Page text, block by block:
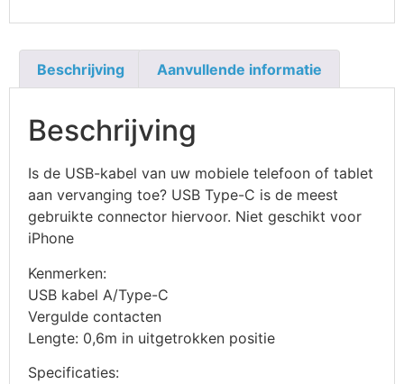
Beschrijving Aanvullende informatie
Beschrijving
Is de USB-kabel van uw mobiele telefoon of tablet
aan vervanging toe? USB Type-C is de meest
gebruikte connector hiervoor. Niet geschikt voor
iPhone
Kenmerken:
USB kabel A/Type-C
Vergulde contacten
Lengte: 0,6m in uitgetrokken positie
Specificaties: